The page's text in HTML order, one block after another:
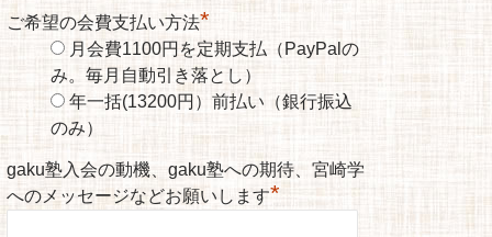
ご希望の会費支払い方法*
月会費1100円を定期支払（PayPalの
み。毎月自動引き落とし）
年一括(13200円）前払い（銀行振込
のみ）
gaku塾入会の動機、gaku塾への期待、宮崎学
へのメッセージなどお願いします*